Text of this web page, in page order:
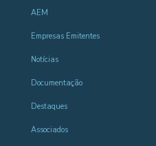
AEM
Empresas Emitentes
Notícias
Documentação
Destaques
Associados